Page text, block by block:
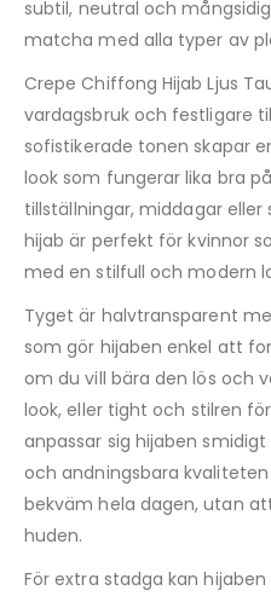
subtil, neutral och
matcha med alla typer av
Crepe Chiffong Hijab Ljus
vardagsbruk och festligare
sofistikerade tonen skapar
look som fungerar lika bra
tillställningar, middagar
hijab är perfekt för kvinnor
med en stilfull och modern
Tyget är halvtransparent
som gör hijaben enkel att
om du vill bära den lös och
look, eller tight och stilren
anpassar sig hijaben
och andningsbara
bekväm hela dagen, utan
huden.
För extra stadga kan